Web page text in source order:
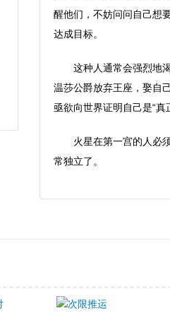
醒他们，不妨问问自己想
达成目标。
这种人通常会强烈地
温莎公爵放弃王座，娶自
亟欲向世界证明自己是“真
火星在第一宫的人必
常独立了。